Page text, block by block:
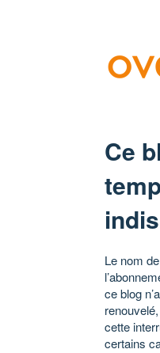
Ce
Le nom
ce blog
cette
certains